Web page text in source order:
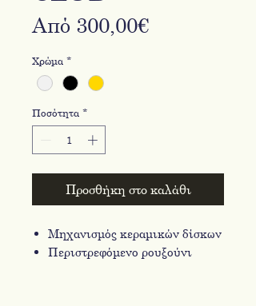
Από 300,00€Τιμή
Χρώμα *
Ποσότητα *
Προσθήκη στο καλάθι
Μηχανισμός κεραμικών δίσκων
Περιστρεφόμενο ρουξούνι